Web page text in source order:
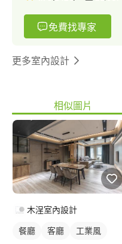
免費找專家
更多室內設計
相似圖片
木浧室內設計
餐廳 客廳 工業風